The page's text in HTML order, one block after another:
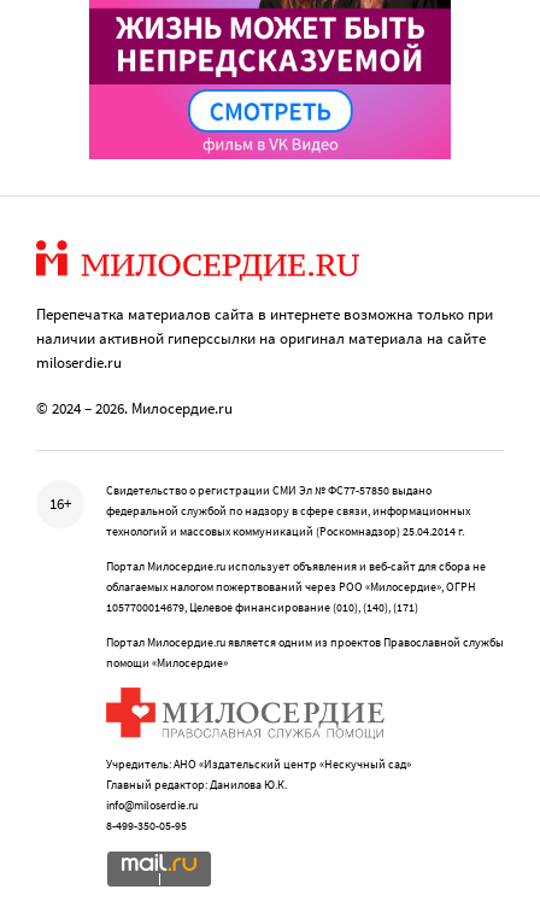
Перепечатка материалов сайта в интернете возможна только при
наличии активной гиперссылки на оригинал материала на сайте
miloserdie.ru
© 2024 – 2026. Милосердие.ru
16+
Свидетельство о регистрации СМИ Эл № ФС77-57850 выдано
федеральной службой по надзору в сфере связи, информационных
технологий и массовых коммуникаций (Роскомнадзор) 25.04.2014 г.
Портал Милосердие.ru использует объявления и веб-сайт для сбора не
облагаемых налогом пожертвований через РОО «Милосердие», ОГРН
1057700014679, Целевое финансирование (010), (140), (171)
Портал Милосердие.ru является одним из проектов Православной службы
помощи «Милосердие»
Учредитель: АНО «Издательский центр «Нескучный сад»
Главный редактор: Данилова Ю.К.
info@miloserdie.ru
8-499-350-05-95